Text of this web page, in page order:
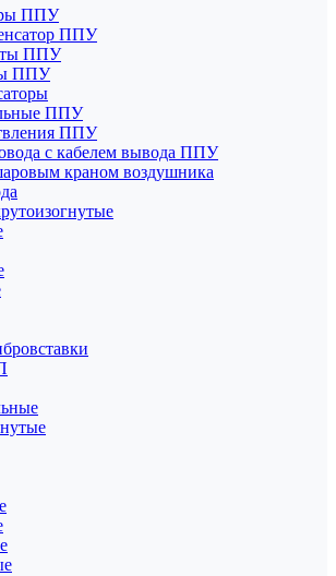
ППУ
ППУ
ППУ
ППУ
ППУ
ППУ
с кабелем вывода ППУ
краном воздушника